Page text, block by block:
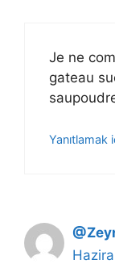
Je ne
gateau
Yanıtlamak